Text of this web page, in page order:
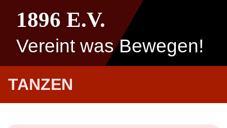
1896 E.V.
Vereint was Bewegen!
TANZEN